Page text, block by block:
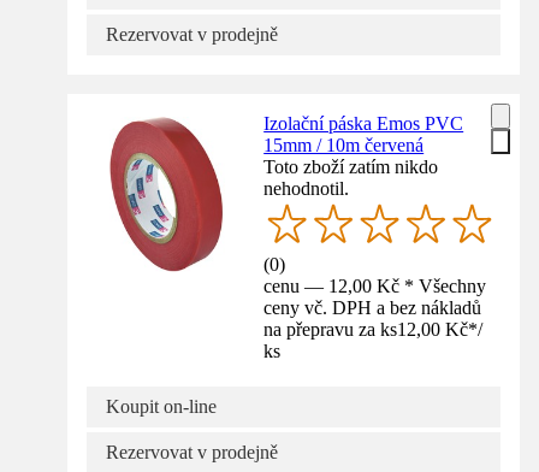
Rezervovat v prodejně
Izolační páska Emos PVC
15mm / 10m červená
Toto zboží zatím nikdo
nehodnotil.
(0)
cenu — 12,00 Kč * Všechny
ceny vč. DPH a bez nákladů
na přepravu za ks12,00 Kč*/
ks
Koupit on-line
Rezervovat v prodejně